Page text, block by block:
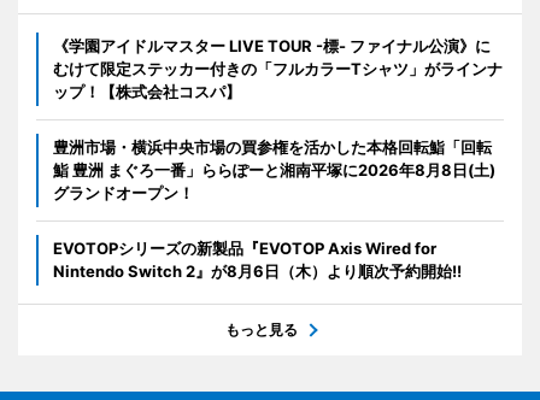
《学園アイドルマスター LIVE TOUR -標- ファイナル公演》に
むけて限定ステッカー付きの「フルカラーTシャツ」がラインナ
ップ！【株式会社コスパ】
豊洲市場・横浜中央市場の買参権を活かした本格回転鮨「回転
鮨 豊洲 まぐろ一番」ららぽーと湘南平塚に2026年8月8日(土)
グランドオープン！
EVOTOPシリーズの新製品『EVOTOP Axis Wired for
Nintendo Switch 2』が8月6日（木）より順次予約開始!!
もっと見る